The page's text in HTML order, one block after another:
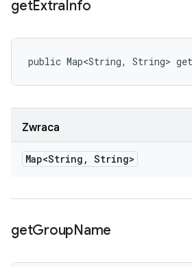
getExtraInfo
public Map<String, String>
Zwraca
Map<String , String>
getGroupName